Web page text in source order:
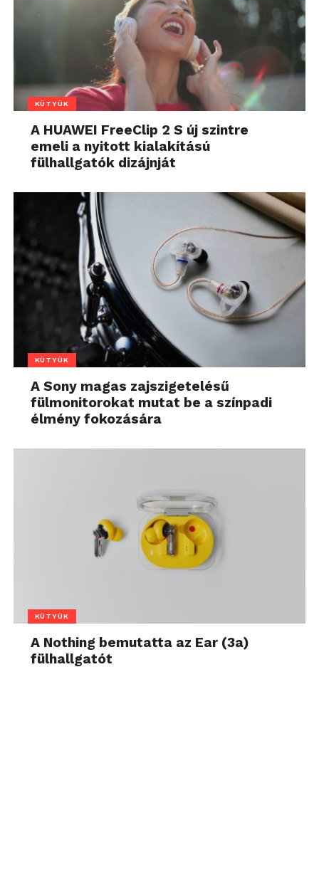
KÜTYÜK
A HUAWEI FreeClip 2 S új szintre
emeli a nyitott kialakítású
fülhallgatók dizájnját
KÜTYÜK
A Sony magas zajszigetelésű
fülmonitorokat mutat be a színpadi
élmény fokozására
KÜTYÜK
A Nothing bemutatta az Ear (3a)
fülhallgatót